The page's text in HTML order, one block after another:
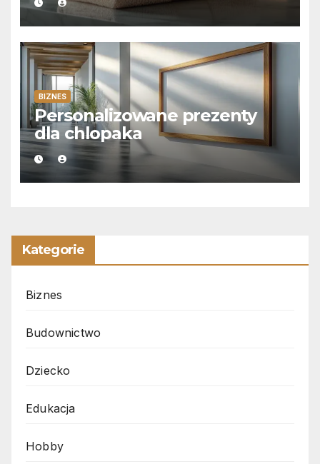
BIZNES
Personalizowane prezenty
dla chlopaka
Kategorie
Biznes
Budownictwo
Dziecko
Edukacja
Hobby